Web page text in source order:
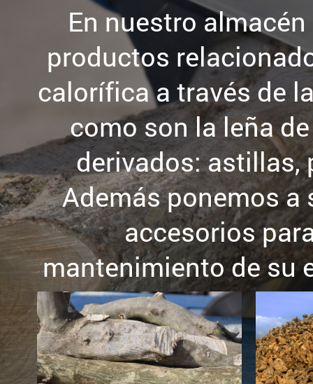
En nuestro
productos
calorífica a través de
como son la leña
derivados: astillas,
Además ponemos
accesorios
mantenimiento de su